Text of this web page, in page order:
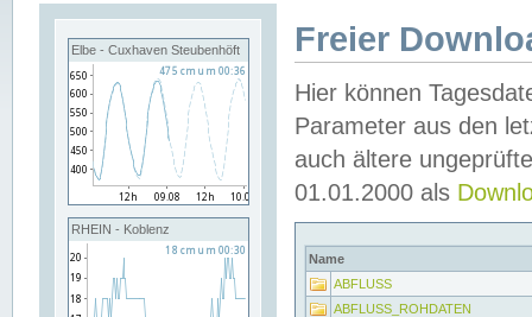
Elbe - Cuxhaven Steubenhöft
RHEIN - Koblenz
Freier
Hier können
Parameter aus den
auch ältere
01.01.2000 als
Name
ABFLUSS
ABFLUSS_ROHDATEN